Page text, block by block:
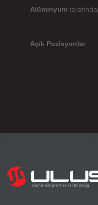
Alüminyum
Açık Pozisyonlar
------